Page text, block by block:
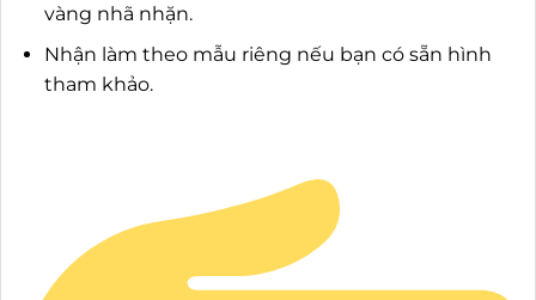
vàng nhã nhặn.
Nhận làm theo mẫu riêng nếu bạn có sẵn hình
tham khảo.